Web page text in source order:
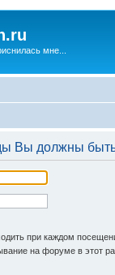
мне...
Вы должны
при каждом
на форуме в этот